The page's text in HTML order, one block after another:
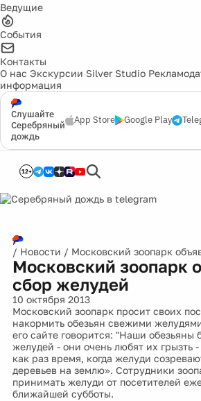
Ведущие
События
Контакты
О нас Экскурсии Silver Studio
информация
Слушайте
Серебряный
дождь
App Store Google Play
12+
/ Новости / Московский зоопарк
Московский зоопарк
сбор желудей
10 октября 2013
Московский зоопарк просит своих
накормить обезьян свежими
его сайте говорится: "Наши обезьяны
желудей - они очень любят их грызть
как раз время, когда желуди
деревьев на землю». Сотрудники
принимать желуди от посетителей
ближайшей субботы.